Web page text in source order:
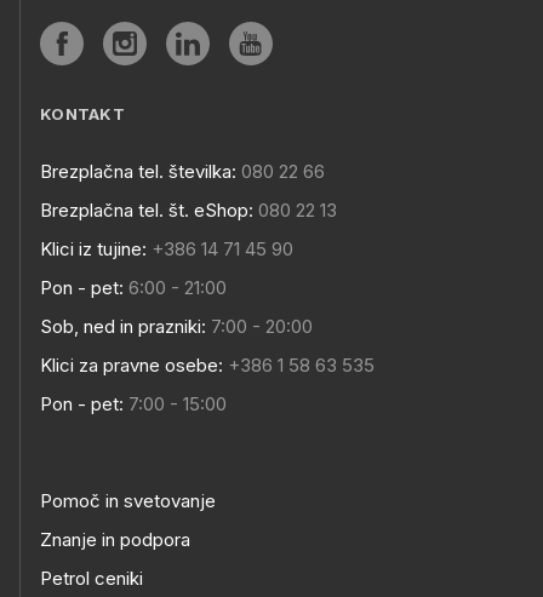
KONTAKT
Brezplačna tel. številka: 080 22 66
Brezplačna tel. št. eShop: 080 22 13
Klici iz tujine: +386 14 71 45 90
Pon - pet: 6:00 - 21:00
Sob, ned in prazniki: 7:00 - 20:00
Klici za pravne osebe: +386 1 58 63 535
Pon - pet: 7:00 - 15:00
Pomoč in svetovanje
Znanje in podpora
Petrol ceniki